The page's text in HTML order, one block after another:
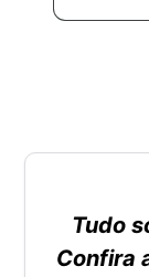
Tudo
Confira